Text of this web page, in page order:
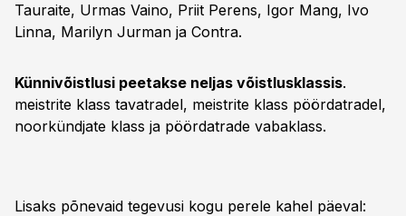
Tauraite, Urmas Vaino, Priit Perens, Igor Mang, Ivo
Linna, Marilyn Jurman ja Contra.
Künnivõistlusi peetakse neljas võistlusklassis.
meistrite klass tavatradel, meistrite klass pöördatradel,
noorkündjate klass ja pöördatrade vabaklass.
Lisaks põnevaid tegevusi kogu perele kahel päeval: